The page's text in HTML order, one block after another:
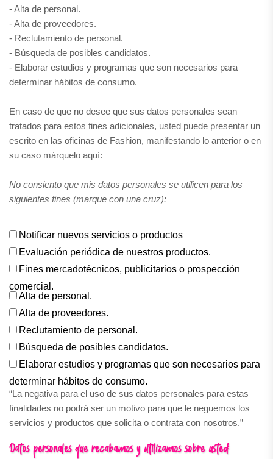
- Alta de personal.
- Alta de proveedores.
- Reclutamiento de personal.
- Búsqueda de posibles candidatos.
- Elaborar estudios y programas que son necesarios para
determinar hábitos de consumo.
En caso de que no desee que sus datos personales sean
tratados para estos fines adicionales, usted puede presentar un
escrito en las oficinas de Fashion, manifestando lo anterior o en
su caso márquelo aquí:
No consiento que mis datos personales se utilicen para los
siguientes fines (marque con una cruz):
Notificar nuevos servicios o productos
Evaluación periódica de nuestros productos.
Fines mercadotécnicos, publicitarios o prospección
comercial.
Alta de personal.
Alta de proveedores.
Reclutamiento de personal.
Búsqueda de posibles candidatos.
Elaborar estudios y programas que son necesarios para
determinar hábitos de consumo.
“La negativa para el uso de sus datos personales para estas
finalidades no podrá ser un motivo para que le neguemos los
servicios y productos que solicita o contrata con nosotros.”
Datos personales que recabamos y utilizamos sobre usted: